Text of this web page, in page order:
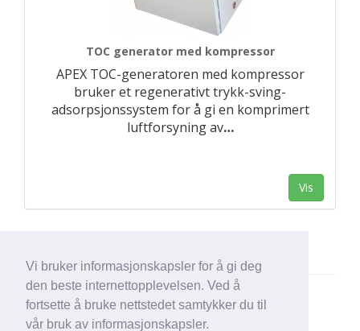
Vi bruker informasjonskapsler for å gi deg
den beste internettopplevelsen. Ved å
fortsette å bruke nettstedet samtykker du til
vår bruk av informasjonskapsler.
TOC generator med kompressor
APEX TOC-generatoren med kompressor
bruker et regenerativt trykk-sving-
adsorpsjonssystem for å gi en komprimert
luftforsyning av…
Vis